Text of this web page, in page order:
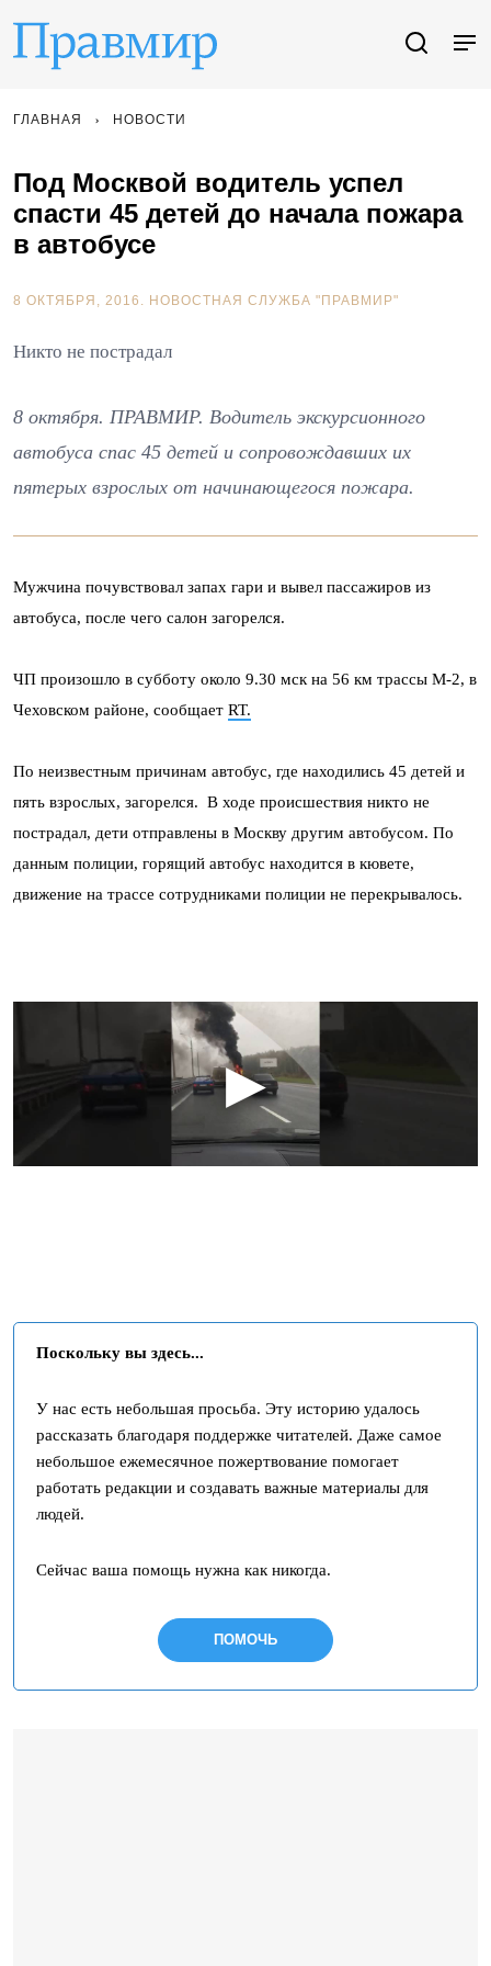
ГЛАВНАЯ НОВОСТИ
Под Москвой водитель успел
спасти 45 детей до начала пожара
в автобусе
8 ОКТЯБРЯ, 2016. НОВОСТНАЯ СЛУЖБА "ПРАВМИР"
Никто не пострадал
8 октября. ПРАВМИР. Водитель экскурсионного
автобуса спас 45 детей и сопровождавших их
пятерых взрослых от начинающегося пожара.
Мужчина почувствовал запах гари и вывел пассажиров из
автобуса, после чего салон загорелся.
ЧП произошло в субботу около 9.30 мск на 56 км трассы М-2, в
Чеховском районе, сообщает RT.
По неизвестным причинам автобус, где находились 45 детей и
пять взрослых, загорелся. В ходе происшествия никто не
пострадал, дети отправлены в Москву другим автобусом. По
данным полиции, горящий автобус находится в кювете,
движение на трассе сотрудниками полиции не перекрывалось.
Поскольку вы здесь...
У нас есть небольшая просьба. Эту историю удалось
рассказать благодаря поддержке читателей. Даже самое
небольшое ежемесячное пожертвование помогает
работать редакции и создавать важные материалы для
людей.
Сейчас ваша помощь нужна как никогда.
ПОМОЧЬ